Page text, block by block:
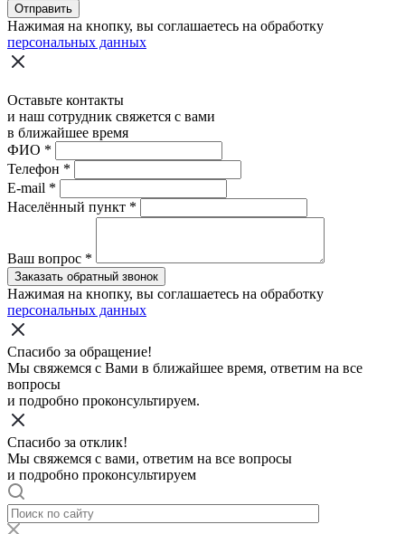
Отправить
Нажимая на кнопку, вы соглашаетесь на обработку
персональных данных
Оставьте контакты
и наш сотрудник свяжется с вами
в ближайшее время
ФИО *
Телефон *
E-mail *
Населённый пункт *
Ваш вопрос *
Заказать обратный звонок
Нажимая на кнопку, вы соглашаетесь на обработку
персональных данных
Спасибо за обращение!
Мы свяжемся с Вами в ближайшее время, ответим на все
вопросы
и подробно проконсультируем.
Спасибо за отклик!
Мы свяжемся с вами, ответим на все вопросы
и подробно проконсультируем